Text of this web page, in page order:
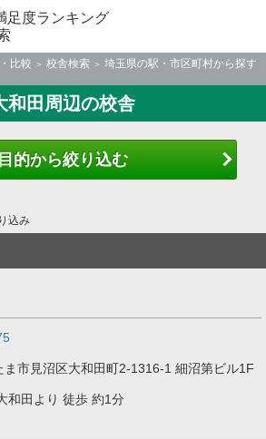
足度ランキング
比較 校舎検索
埼玉県の駅・市区町村から探す
和田周辺の校舎
目的から絞り込む
込み
ま市見沼区大和田町2-1316-1 細沼第ビル1F
和田より 徒歩 約1分